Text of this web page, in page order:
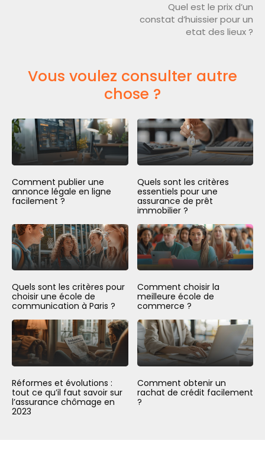
Quel est le prix d’un
constat d’huissier pour un
etat des lieux ?
Vous voulez consulter autre
chose ?
Comment publier une
annonce légale en ligne
facilement ?
Quels sont les critères
essentiels pour une
assurance de prêt
immobilier ?
Quels sont les critères pour
choisir une école de
communication à Paris ?
Comment choisir la
meilleure école de
commerce ?
Réformes et évolutions :
tout ce qu’il faut savoir sur
l’assurance chômage en
2023
Comment obtenir un
rachat de crédit facilement
?